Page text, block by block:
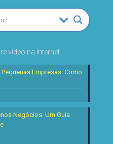
vídeo na Internet
Empresas: Como
Negócios: Um Guia